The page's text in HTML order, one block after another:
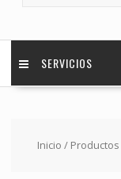
SERVICIOS
Inicio / Productos